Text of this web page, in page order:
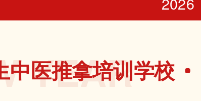
YEAR
中医推拿培训学校